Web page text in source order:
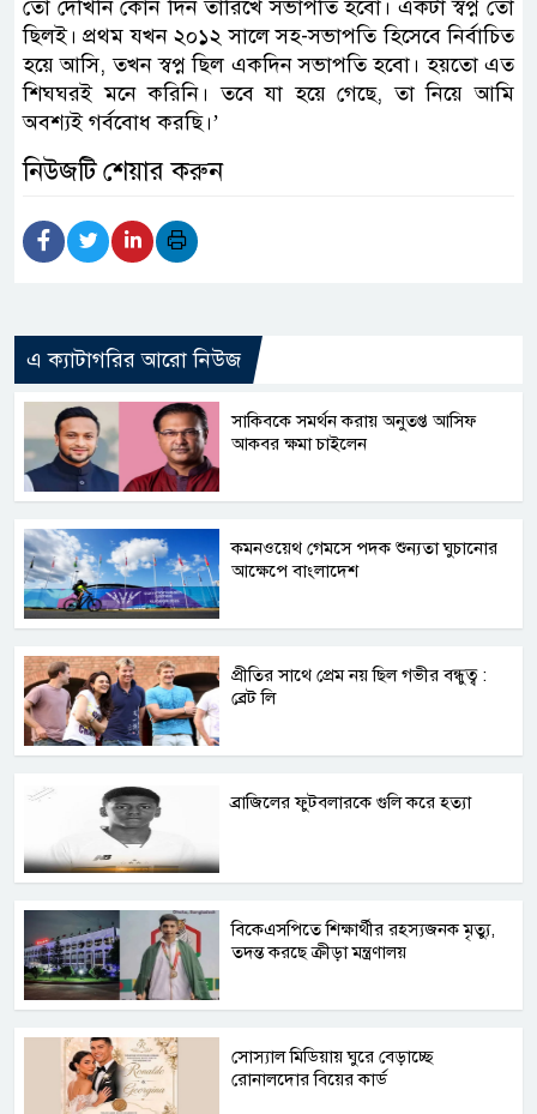
তো দেখিনি কোন দিন তারিখে সভাপতি হবো। একটা স্বপ্ন তো
ছিলই। প্রথম যখন ২০১২ সালে সহ-সভাপতি হিসেবে নির্বাচিত
হয়ে আসি, তখন স্বপ্ন ছিল একদিন সভাপতি হবো। হয়তো এত
শিঘঘরই মনে করিনি। তবে যা হয়ে গেছে, তা নিয়ে আমি
অবশ্যই গর্ববোধ করছি।’
নিউজটি শেয়ার করুন
এ ক্যাটাগরির আরো নিউজ
সাকিবকে সমর্থন করায় অনুতপ্ত আসিফ
আকবর ক্ষমা চাইলেন
কমনওয়েথ গেমসে পদক শুন্যতা ঘুচানোর
আক্ষেপে বাংলাদেশ
প্রীতির সাথে প্রেম নয় ছিল গভীর বন্ধুত্ব :
ব্রেট লি
ব্রাজিলের ফুটবলারকে গুলি করে হত্যা
বিকেএসপিতে শিক্ষার্থীর রহস্যজনক মৃত্যু,
তদন্ত করছে ক্রীড়া মন্ত্রণালয়
সোস্যাল মিডিয়ায় ঘুরে বেড়াচ্ছে
রোনালদোর বিয়ের কার্ড